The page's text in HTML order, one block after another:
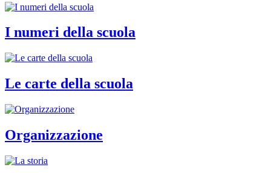
I numeri della scuola
Le carte della scuola
Organizzazione